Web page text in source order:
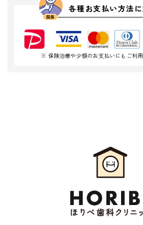
各種お支払い方法に
※ 保険治療や少額のお支払いにもご利用